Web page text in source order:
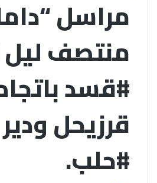
مراسل
منتصف ليل
#قسد
قرزيحل
#حلب.